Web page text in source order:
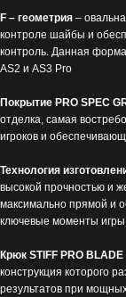
F – геометрия –
контроле шайбы и
контроль. Данная
AS2 и AS3 Pro
Покрытие PRO SPEC
отделка, самая
игроков и
Технология
высокой прочностью и
максимально прямой и
ключевые моменты
Крюк STIFF PRO BLADE
конструкция которого
результатов при